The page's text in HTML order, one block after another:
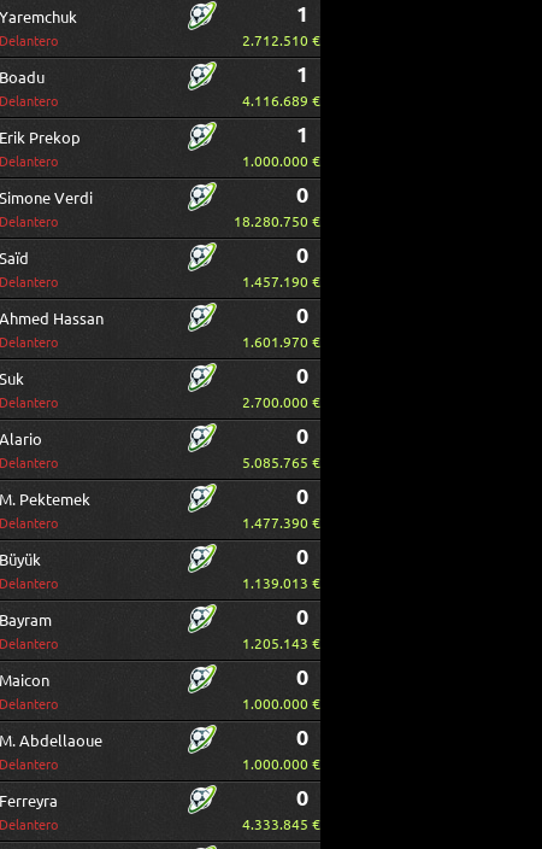
Yaremchuk
Delantero
1
2.712.510 €
Boadu
Delantero
1
4.116.689 €
Erik Prekop
Delantero
1
1.000.000 €
Simone Verdi
Delantero
0
18.280.750 €
Saïd
Delantero
0
1.457.190 €
Ahmed Hassan
Delantero
0
1.601.970 €
Suk
Delantero
0
2.700.000 €
Alario
Delantero
0
5.085.765 €
M. Pektemek
Delantero
0
1.477.390 €
Büyük
Delantero
0
1.139.013 €
Bayram
Delantero
0
1.205.143 €
Maicon
Delantero
0
1.000.000 €
M. Abdellaoue
Delantero
0
1.000.000 €
Ferreyra
Delantero
0
4.333.845 €